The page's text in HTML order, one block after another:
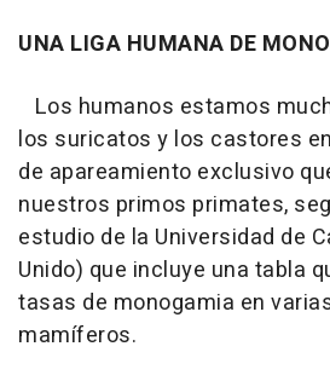
UNA LIGA HUMANA DE
Los humanos estamos
los suricatos y los castores
de apareamiento exclusivo
nuestros primos primates,
estudio de la Universidad de
Unido) que incluye una tabla
tasas de monogamia en
mamíferos.